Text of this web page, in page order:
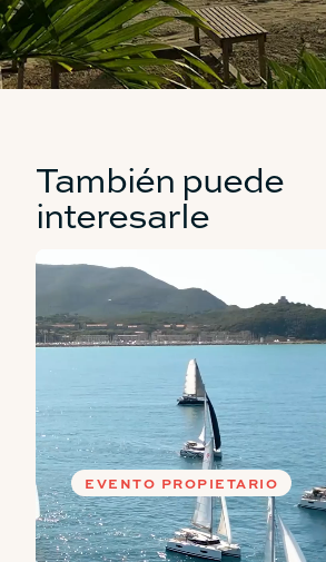
También puede
interesarle
EVENTO PROPIETARIO